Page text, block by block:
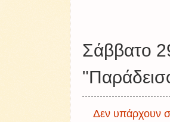
Σάββατο
Δεν υπάρχουν